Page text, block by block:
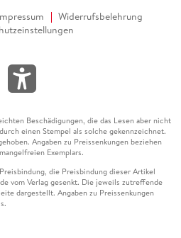
Widerrufsbelehrung
Beschädigungen, die das Lesen aber nicht
einen Stempel als solche gekennzeichnet.
Angaben zu Preissenkungen beziehen
Exemplars.
die Preisbindung dieser Artikel
vom Verlag gesenkt. Die jeweils zutreffende
dargestellt. Angaben zu Preissenkungen